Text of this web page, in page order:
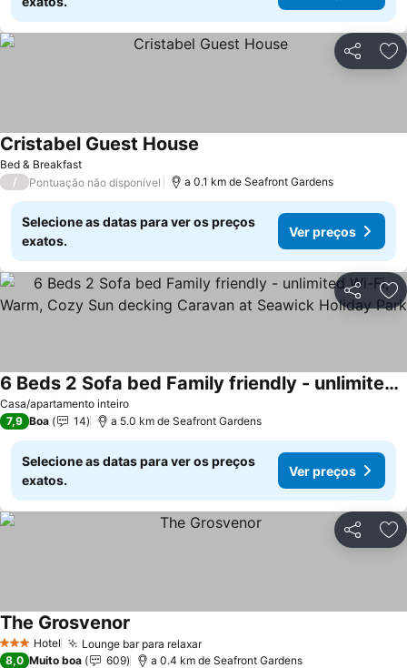
Partilhar
Bed & Breakfast
Cristabel Guest House
/ Pontuação não disponível a 0.1 km de Seafront Gardens
Selecione as datas para ver os preços
exatos.
Ver preços
Partilhar
Casa/apartamento inteiro
6 Beds 2 Sofa bed Family friendly - unlimited Wi-Fi, Warm, Cozy Sun decking Caravan at Seawick Holiday Park
Ver preços
7,9 Boa 14 a 5.0 km de Seafront Gardens
Selecione as datas para ver os preços
exatos.
Ver preços
Partilhar
3 EstrelasHotel Lounge bar para relaxarVer preços
The Grosvenor
8,0 Muito boa 609 a 0.4 km de Seafront Gardens